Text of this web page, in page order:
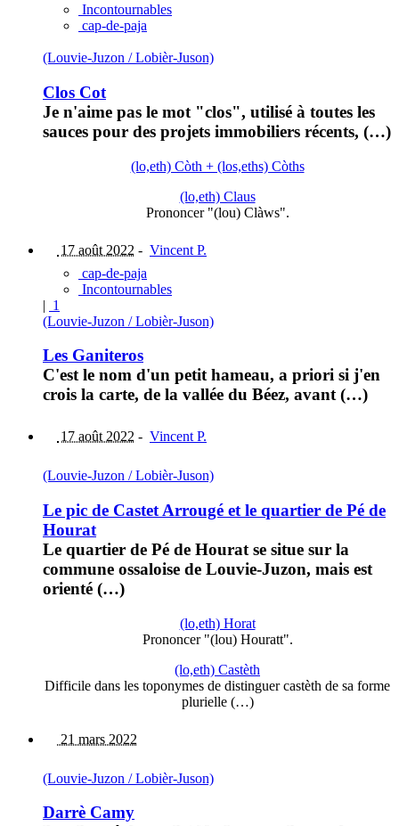
Incontournables
cap-de-paja
(Louvie-Juzon / Lobièr-Juson)
Clos Cot
Je n'aime pas le mot "clos", utilisé à toutes les
sauces pour des projets immobiliers récents, (…)
(lo,eth) Còth + (los,eths) Còths
(lo,eth) Claus
Prononcer "(lou) Clàws".
17 août 2022 - Vincent P.
cap-de-paja
Incontournables
| 1
(Louvie-Juzon / Lobièr-Juson)
Les Ganiteros
C'est le nom d'un petit hameau, a priori si j'en
crois la carte, de la vallée du Béez, avant (…)
17 août 2022 - Vincent P.
(Louvie-Juzon / Lobièr-Juson)
Le pic de Castet Arrougé et le quartier de Pé de
Hourat
Le quartier de Pé de Hourat se situe sur la
commune ossaloise de Louvie-Juzon, mais est
orienté (…)
(lo,eth) Horat
Prononcer "(lou) Houratt".
(lo,eth) Castèth
Difficile dans les toponymes de distinguer castèth de sa forme
plurielle (…)
21 mars 2022
(Louvie-Juzon / Lobièr-Juson)
Darrè Camy